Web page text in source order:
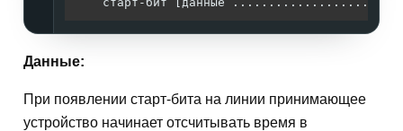
Данные:
При появлении старт-бита на линии принимающее
устройство начинает отсчитывать время в